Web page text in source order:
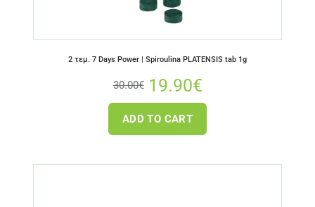
2 τεμ. 7 Days Power | Spiroulina PLATENSIS tab 1g
30.00€ 19.90€
ADD TO CART